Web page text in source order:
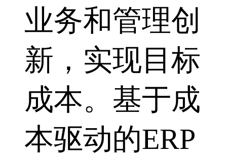
业务和管理创
新，实现目标
成本。基于成
本驱动的ERP